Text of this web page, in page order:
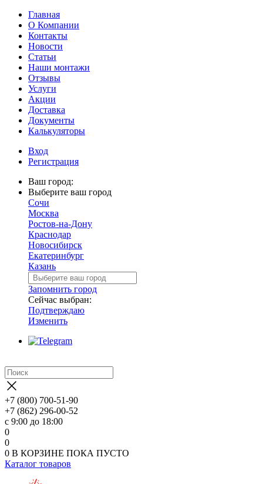
Главная
О Компании
Контакты
Новости
Статьи
Наши монтажи
Отзывы
Услуги
Акции
Доставка
Документы
Калькуляторы
Вход
Регистрация
Ваш город:
Выберите ваш город
Сочи
Москва
Ростов-на-Дону
Краснодар
Новосибирск
Екатеринбург
Казань
Запомнить город
Сейчас выбран:
Подтверждаю
Изменить
+7 (800) 700-51-90
+7 (862) 296-00-52
с 9:00 до 18:00
0
0
0 В КОРЗИНЕ ПОКА ПУСТО
Каталог товаров